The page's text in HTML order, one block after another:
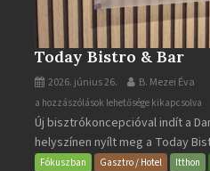
Today Bistro & Bar
2026. június 26. B. Mezei Éva
Today
Bistro
&
Bar
a hozzászólások lehetősége kikapcsolva
Új bisztrókoncepcióval indít a
helyszínen nyílt meg a Today
Fókuszban Gasztro / Hotel Itthon